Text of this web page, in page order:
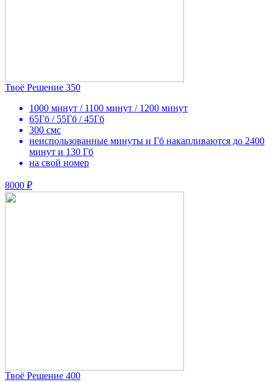
Твоё Решение 350
1000 минут / 1100 минут / 1200 минут
65Гб / 55Гб / 45Гб
300 смс
неиспользованные минуты и Гб накапливаются до 2400
минут и 130 Гб
на свой номер
8000 ₽
Твоё Решение 400